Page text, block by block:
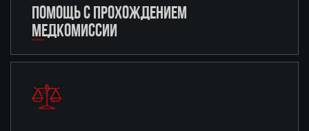
ПОМОЩЬ С ПРОХОЖДЕНИЕМ
МЕДКОМИССИИ